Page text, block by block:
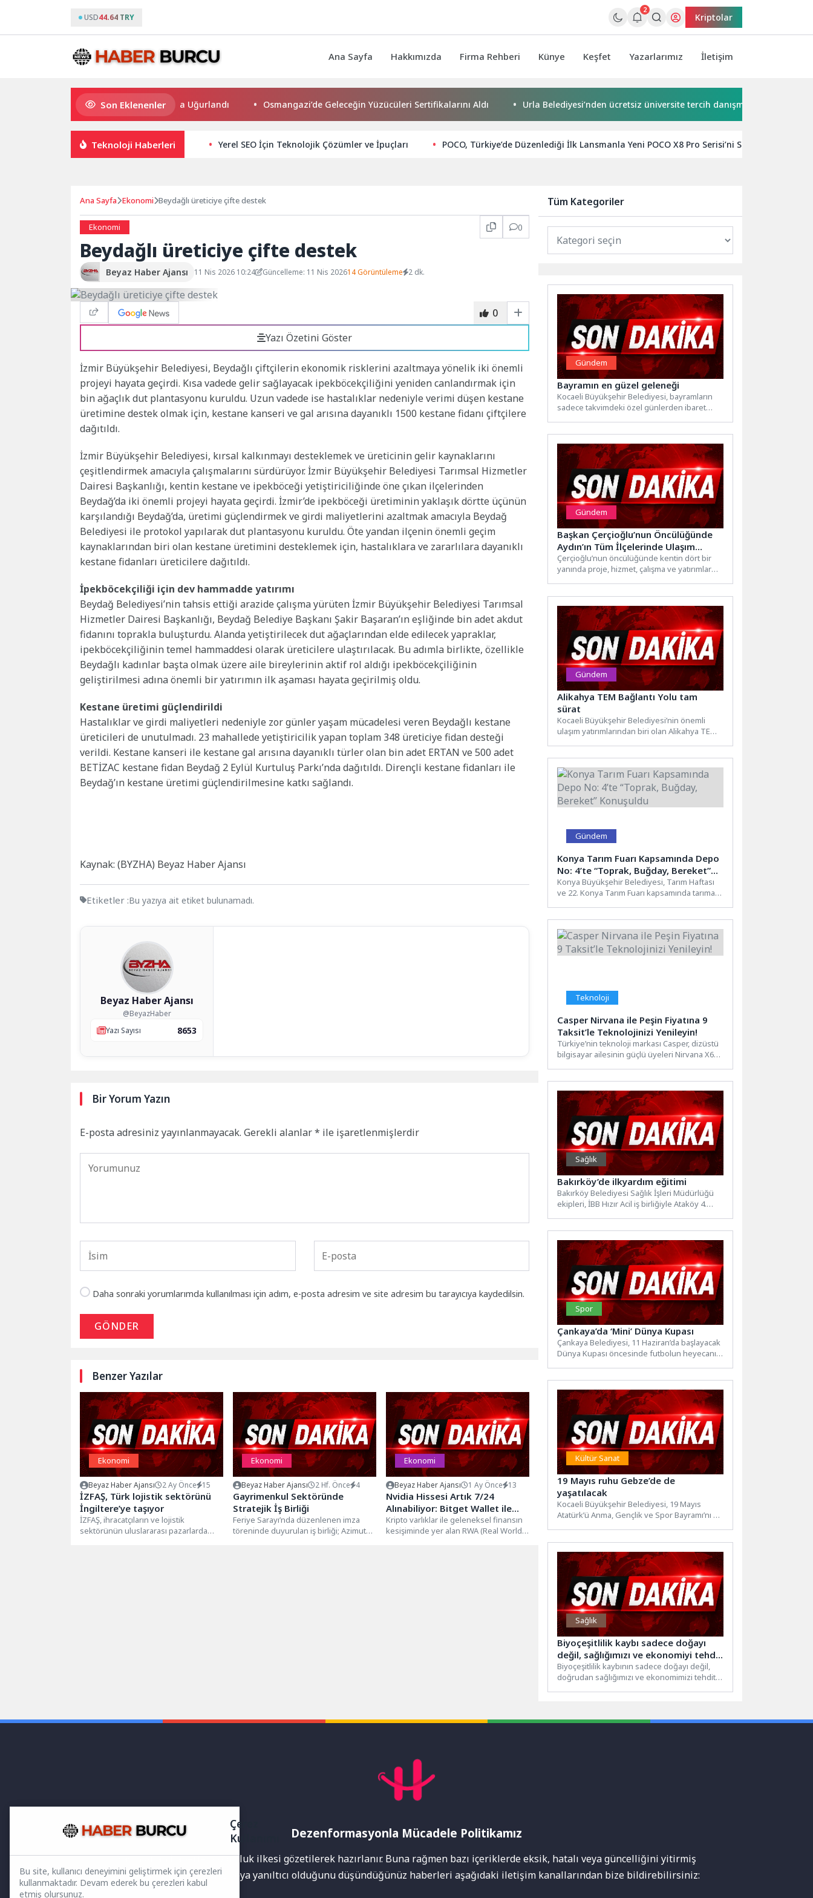
USD44.64 TRY
2
Kriptolar
Ana Sayfa Hakkımızda Firma Rehberi Künye Keşfet Yazarlarımız İletişim
Son Eklenenler
Bilgesu Erenus Son Yolculuğuna Uğurlandı Osmangazi’de Geleceğin Yüzücüleri Sertifikalarını Aldı Urla Belediyesi’nden ücretsiz üniversite tercih danışmanlığı
Teknoloji Haberleri Yerel SEO İçin Teknolojik Çözümler ve İpuçları POCO, Türkiye’de Düzenlediği İlk Lansmanla Yeni POCO X8 Pro Serisi’ni Satışa Sundu
Ana Sayfa Ekonomi Beydağlı üreticiye çifte destek
Ekonomi 0
Beydağlı üreticiye çifte destek
Beyaz Haber Ajansı 11 Nis 2026 10:24 Güncelleme: 11 Nis 202614 Görüntüleme 2 dk.
0
Yazı Özetini Göster
İzmir Büyükşehir Belediyesi, Beydağlı çiftçilerin ekonomik risklerini azaltmaya yönelik iki önemli
projeyi hayata geçirdi. Kısa vadede gelir sağlayacak ipekböcekçiliğini yeniden canlandırmak için
bin ağaçlık dut plantasyonu kuruldu. Uzun vadede ise hastalıklar nedeniyle verimi düşen kestane
üretimine destek olmak için, kestane kanseri ve gal arısına dayanıklı 1500 kestane fidanı çiftçilere
dağıtıldı.
İzmir Büyükşehir Belediyesi, kırsal kalkınmayı desteklemek ve üreticinin gelir kaynaklarını
çeşitlendirmek amacıyla çalışmalarını sürdürüyor. İzmir Büyükşehir Belediyesi Tarımsal Hizmetler
Dairesi Başkanlığı, kentin kestane ve ipekböceği yetiştiriciliğinde öne çıkan ilçelerinden
Beydağ’da iki önemli projeyi hayata geçirdi. İzmir’de ipekböceği üretiminin yaklaşık dörtte üçünün
karşılandığı Beydağ’da, üretimi güçlendirmek ve girdi maliyetlerini azaltmak amacıyla Beydağ
Belediyesi ile protokol yapılarak dut plantasyonu kuruldu. Öte yandan ilçenin önemli geçim
kaynaklarından biri olan kestane üretimini desteklemek için, hastalıklara ve zararlılara dayanıklı
kestane fidanları üreticilere dağıtıldı.
İpekböcekçiliği için dev hammadde yatırımı
Beydağ Belediyesi’nin tahsis ettiği arazide çalışma yürüten İzmir Büyükşehir Belediyesi Tarımsal
Hizmetler Dairesi Başkanlığı, Beydağ Belediye Başkanı Şakir Başaran’ın eşliğinde bin adet akdut
fidanını toprakla buluşturdu. Alanda yetiştirilecek dut ağaçlarından elde edilecek yapraklar,
ipekböcekçiliğinin temel hammaddesi olarak üreticilere ulaştırılacak. Bu adımla birlikte, özellikle
Beydağlı kadınlar başta olmak üzere aile bireylerinin aktif rol aldığı ipekböcekçiliğinin
geliştirilmesi adına önemli bir yatırımın ilk aşaması hayata geçirilmiş oldu.
Kestane üretimi güçlendirildi
Hastalıklar ve girdi maliyetleri nedeniyle zor günler yaşam mücadelesi veren Beydağlı kestane
üreticileri de unutulmadı. 23 mahallede yetiştiricilik yapan toplam 348 üreticiye fidan desteği
verildi. Kestane kanseri ile kestane gal arısına dayanıklı türler olan bin adet ERTAN ve 500 adet
BETİZAC kestane fidan Beydağ 2 Eylül Kurtuluş Parkı’nda dağıtıldı. Dirençli kestane fidanları ile
Beydağ’ın kestane üretimi güçlendirilmesine katkı sağlandı.
Kaynak: (BYZHA) Beyaz Haber Ajansı
Etiketler :Bu yazıya ait etiket bulunamadı.
Beyaz Haber Ajansı
@BeyazHaber
Yazı Sayısı
8653
Bir Yorum Yazın
E-posta adresiniz yayınlanmayacak. Gerekli alanlar* ile işaretlenmişlerdir
Daha sonraki yorumlarımda kullanılması için adım, e-posta adresim ve site adresim bu tarayıcıya kaydedilsin.
GÖNDER
Benzer Yazılar
Ekonomi
Beyaz Haber Ajansı 2 Ay Önce 15
İZFAŞ, Türk lojistik sektörünü
İngiltere’ye taşıyor
İZFAŞ, ihracatçıların ve lojistik
sektörünün uluslararası pazarlarda
Ekonomi
Beyaz Haber Ajansı 2 Hf. Önce 4
Gayrimenkul Sektöründe
Stratejik İş Birliği
Feriye Sarayı’nda düzenlenen imza
töreninde duyurulan iş birliği; Azimut
Ekonomi
Beyaz Haber Ajansı 1 Ay Önce 13
Nvidia Hissesi Artık 7/24
Alınabiliyor: Bitget Wallet ile
RWA Devrimi Başladı
Kripto varlıklar ile geleneksel finansın
kesişiminde yer alan RWA (Real World
Tüm Kategoriler
Gündem
Bayramın en güzel geleneği
Kocaeli Büyükşehir Belediyesi, bayramların
sadece takvimdeki özel günlerden ibaret
Gündem
Başkan Çerçioğlu’nun Öncülüğünde
Aydın’ın Tüm İlçelerinde Ulaşım
Yatırımları Sürüyor
Çerçioğlu’nun öncülüğünde kentin dört bir
yanında proje, hizmet, çalışma ve yatırımlar
Gündem
Alikahya TEM Bağlantı Yolu tam
sürat
Kocaeli Büyükşehir Belediyesi’nin önemli
ulaşım yatırımlarından biri olan Alikahya TEM
Gündem
Konya Tarım Fuarı Kapsamında Depo
No: 4’te “Toprak, Buğday, Bereket”
Konuşuldu
Konya Büyükşehir Belediyesi, Tarım Haftası
ve 22. Konya Tarım Fuarı kapsamında tarıma
Teknoloji
Casper Nirvana ile Peşin Fiyatına 9
Taksit’le Teknolojinizi Yenileyin!
Türkiye’nin teknoloji markası Casper, dizüstü
bilgisayar ailesinin güçlü üyeleri Nirvana X650
Sağlık
Bakırköy’de ilkyardım eğitimi
Bakırköy Belediyesi Sağlık İşleri Müdürlüğü
ekipleri, İBB Hızır Acil iş birliğiyle Ataköy 4.
Spor
Çankaya’da ‘Mini’ Dünya Kupası
Çankaya Belediyesi, 11 Haziran’da başlayacak
Dünya Kupası öncesinde futbolun heyecanını
Kültür Sanat
19 Mayıs ruhu Gebze’de de
yaşatılacak
Kocaeli Büyükşehir Belediyesi, 19 Mayıs
Atatürk’ü Anma, Gençlik ve Spor Bayramı’nı 3
Sağlık
Biyoçeşitlilik kaybı sadece doğayı
değil, sağlığımızı ve ekonomiyi tehdit
ediyor
Biyoçeşitlilik kaybının sadece doğayı değil,
doğrudan sağlığımızı ve ekonomimizi tehdit
Dezenformasyonla Mücadele Politikamız
Yayınlanan haberler doğruluk ilkesi gözetilerek hazırlanır. Buna rağmen bazı içeriklerde eksik, hatalı veya güncelliğini yitirmiş
bilgiler bulunabilir.Yanlış veya yanıltıcı olduğunu düşündüğünüz haberleri aşağıdaki iletişim kanallarından bize bildirebilirsiniz:
Çerez
Kullanımı
Bu site, kullanıcı deneyimini geliştirmek için çerezleri
kullanmaktadır. Devam ederek bu çerezleri kabul
etmiş olursunuz.